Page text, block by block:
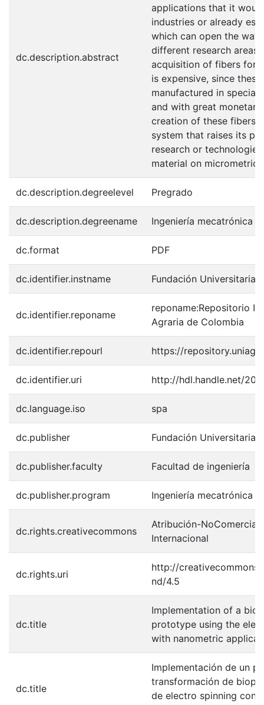
dc.description.abstract
applications that it
industries or already
which can open the
different research areas,
acquisition of fibers for
is expensive, since
manufactured in special
and with great
creation of these fibers
system that raises its
research or
material on micrometric
dc.description.degreelevel Pregrado
dc.description.degreename Ingeniería mecatrónica
dc.format PDF
dc.identifier.instname Fundación Universitaria
dc.identifier.reponame
reponame:Repositorio
Agraria de Colombia
dc.identifier.repourl https://
dc.identifier.uri http://hdl.handle.net/
dc.language.iso spa
dc.publisher Fundación Universitaria
dc.publisher.faculty Facultad de ingeniería
dc.publisher.program Ingeniería mecatrónica
dc.rights.creativecommons
Atribución-
Internacional
dc.rights.uri
http://
nd/4.5
dc.title
Implementation of a
prototype using the
with nanometric
dc.title
Implementación de un
transformación de
de electro spinning con